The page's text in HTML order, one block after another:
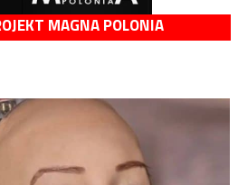
MAGNA POLONIA